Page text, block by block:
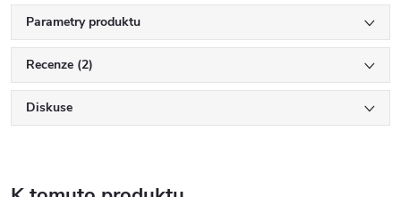
Parametry produktu
Recenze (2)
Diskuse